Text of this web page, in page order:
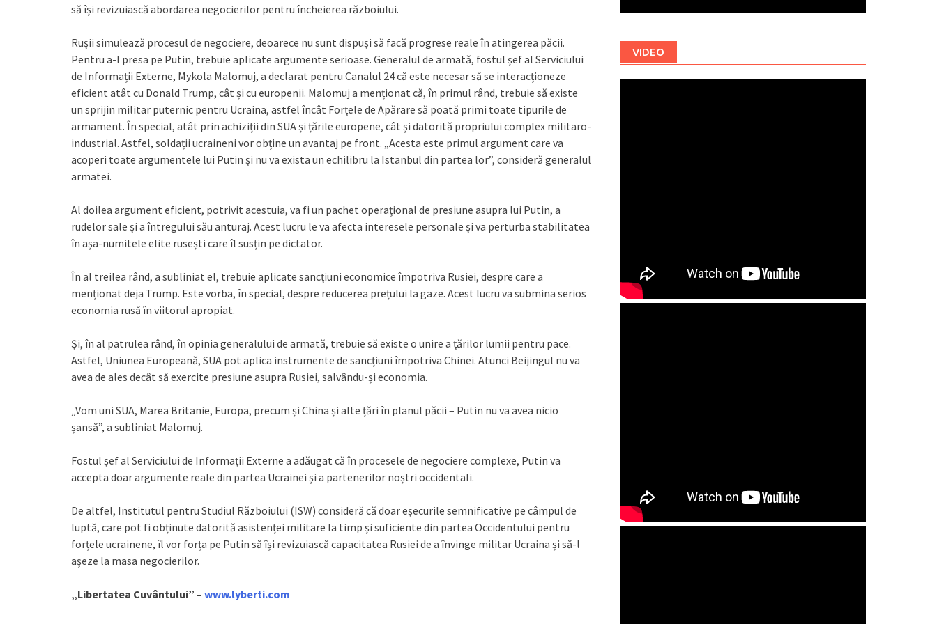
să își revizuiască abordarea negocierilor pentru încheierea războiului.
Rușii simulează procesul de negociere, deoarece nu sunt dispuși să facă progrese reale în atingerea păcii.
Pentru a-l presa pe Putin, trebuie aplicate argumente serioase. Generalul de armată, fostul șef al Serviciului
de Informații Externe, Mykola Malomuj, a declarat pentru Canalul 24 că este necesar să se interacționeze
eficient atât cu Donald Trump, cât și cu europenii. Malomuj a menționat că, în primul rând, trebuie să existe
un sprijin militar puternic pentru Ucraina, astfel încât Forțele de Apărare să poată primi toate tipurile de
armament. În special, atât prin achiziții din SUA și țările europene, cât și datorită propriului complex militaro-
industrial. Astfel, soldații ucraineni vor obține un avantaj pe front. „Acesta este primul argument care va
acoperi toate argumentele lui Putin și nu va exista un echilibru la Istanbul din partea lor”, consideră generalul
armatei.
Al doilea argument eficient, potrivit acestuia, va fi un pachet operațional de presiune asupra lui Putin, a
rudelor sale și a întregului său anturaj. Acest lucru le va afecta interesele personale și va perturba stabilitatea
în așa-numitele elite rusești care îl susțin pe dictator.
În al treilea rând, a subliniat el, trebuie aplicate sancțiuni economice împotriva Rusiei, despre care a
menționat deja Trump. Este vorba, în special, despre reducerea prețului la gaze. Acest lucru va submina serios
economia rusă în viitorul apropiat.
Și, în al patrulea rând, în opinia generalului de armată, trebuie să existe o unire a țărilor lumii pentru pace.
Astfel, Uniunea Europeană, SUA pot aplica instrumente de sancțiuni împotriva Chinei. Atunci Beijingul nu va
avea de ales decât să exercite presiune asupra Rusiei, salvându-și economia.
„Vom uni SUA, Marea Britanie, Europa, precum și China și alte țări în planul păcii – Putin nu va avea nicio
șansă”, a subliniat Malomuj.
Fostul șef al Serviciului de Informații Externe a adăugat că în procesele de negociere complexe, Putin va
accepta doar argumente reale din partea Ucrainei și a partenerilor noștri occidentali.
De altfel, Institutul pentru Studiul Războiului (ISW) consideră că doar eșecurile semnificative pe câmpul de
luptă, care pot fi obținute datorită asistenței militare la timp și suficiente din partea Occidentului pentru
forțele ucrainene, îl vor forța pe Putin să își revizuiască capacitatea Rusiei de a învinge militar Ucraina și să-l
așeze la masa negocierilor.
„Libertatea Cuvântului” – www.lyberti.com
VIDEO